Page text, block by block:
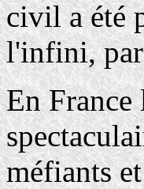
civil a été
l'infini,
En France
méfiants